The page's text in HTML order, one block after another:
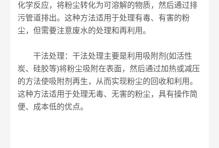
化学反应，将粉尘转化为可溶解的物质，然后通过排
污管道排出。这种方法适用于处理有毒、有害的粉
尘，但需要注意废水的处理和再利用。
干法处理：干法处理主要是利用吸附剂(如活性
炭、硅胶等)将粉尘吸附在表面，然后通过加热或减压
的方法使吸附剂再生，从而实现粉尘的回收和利用。
这种方法适用于处理无毒、无害的粉尘，具有操作简
便、成本低的优点。